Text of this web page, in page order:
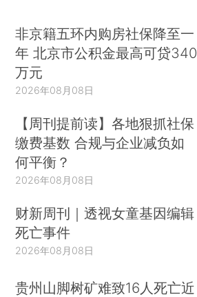
非京籍五环内购房社保降至一
年 北京市公积金最高可贷340
万元
2026年08月08日
【周刊提前读】各地狠抓社保
缴费基数 合规与企业减负如
何平衡？
2026年08月08日
财新周刊｜透视女童基因编辑
死亡事件
2026年08月08日
贵州山脚树矿难致16人死亡近